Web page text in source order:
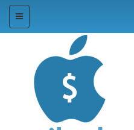
منو